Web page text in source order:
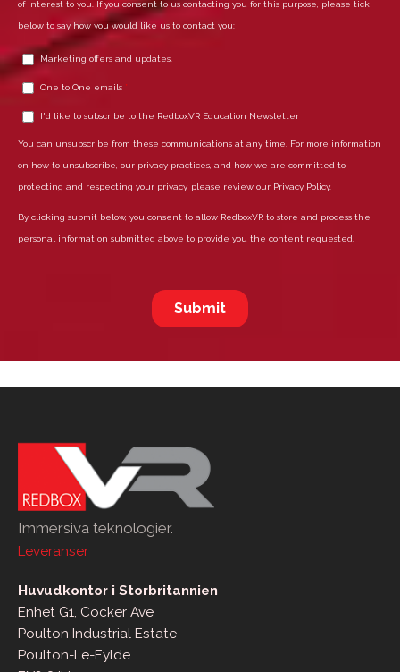
Immersiva teknologier.
Leveranser
Huvudkontor i Storbritannien
Enhet G1, Cocker Ave
Poulton Industrial Estate
Poulton-Le-Fylde